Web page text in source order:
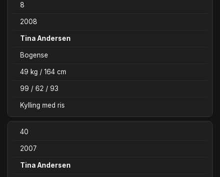
8
2008
Tina Andersen
Bogense
49 kg / 164 cm
99 / 62 / 93
Kylling med ris
40
2007
Tina Andersen